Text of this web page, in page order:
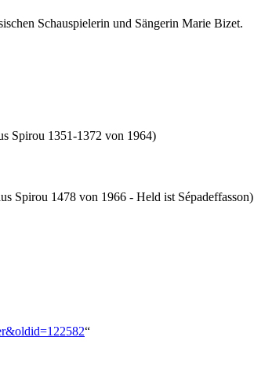
Schauspielerin und Sängerin Marie Bizet.
Spirou 1351-1372 von 1964)
Spirou 1478 von 1966 - Held ist Sépadeffasson)
“